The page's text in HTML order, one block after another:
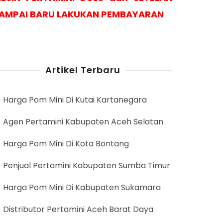
BARU LAKUKAN PEMBAYARAN
Artikel Terbaru
Harga Pom Mini Di Kutai Kartanegara
Agen Pertamini Kabupaten Aceh Selatan
Harga Pom Mini Di Kota Bontang
Penjual Pertamini Kabupaten Sumba Timur
Harga Pom Mini Di Kabupaten Sukamara
Distributor Pertamini Aceh Barat Daya